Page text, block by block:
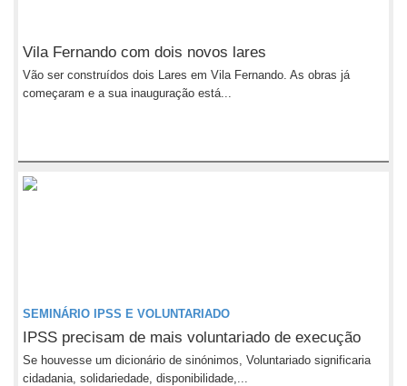
Vila Fernando com dois novos lares
Vão ser construídos dois Lares em Vila Fernando. As obras já
começaram e a sua inauguração está...
SEMINÁRIO IPSS E VOLUNTARIADO
IPSS precisam de mais voluntariado de execução
Se houvesse um dicionário de sinónimos, Voluntariado significaria
cidadania, solidariedade, disponibilidade,...